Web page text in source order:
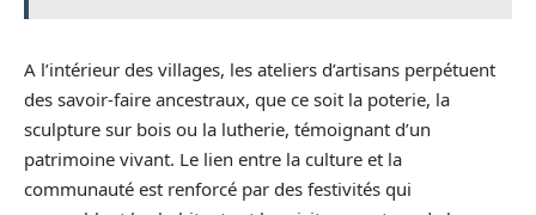
A l’intérieur des villages, les ateliers d’artisans perpétuent
des savoir-faire ancestraux, que ce soit la poterie, la
sculpture sur bois ou la lutherie, témoignant d’un
patrimoine vivant. Le lien entre la culture et la
communauté est renforcé par des festivités qui